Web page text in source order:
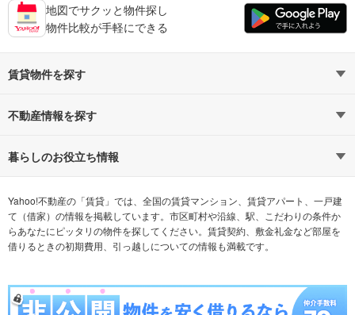
地図でサクッと物件探し
物件比較が手軽にできる
賃貸物件を探す
路線・駅から探す
通勤時間から探す
不動産会社から探す 希望の条件から探す
テーマから探す ランキングから探す
不動産情報を探す
不動産・住宅
新築マンション 中古マンション
新築一戸建て 中古一戸建て
注文住宅 土地
暮らしのお役立ち情報
マンションカタログ 教えて！住まいの先生
Yahoo!不動産の「賃貸」では、全国の賃貸マンション、賃貸アパート、一戸建
て（借家）の情報を掲載しています。市区町村や沿線、駅、こだわりの条件か
らあなたにピッタリの物件を探してください。賃貸契約、敷金礼金など部屋を
借りるときの初期費用、引っ越しについての情報も満載です。